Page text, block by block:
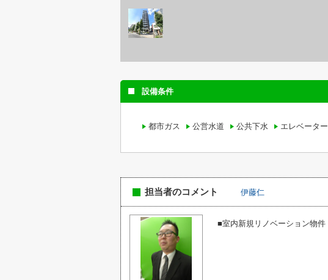
設備条件
都市ガス 公営水道 公共下水 エレベーター
担当者のコメント 伊藤仁
■室内新規リノベーション物件